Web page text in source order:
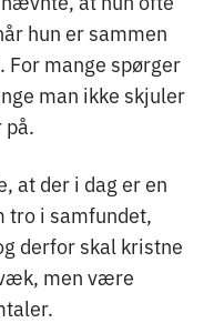
hun er sammen
For mange spørger
man ikke skjuler
at der i dag er en
tro i samfundet,
derfor skal kristne
men være